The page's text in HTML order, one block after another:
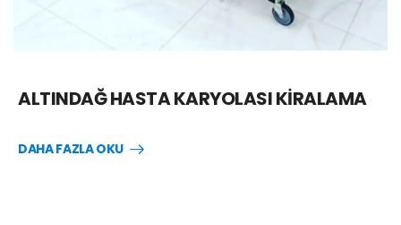
ALTINDAĞ HASTA KARYOLASI KİRALAMA
DAHA FAZLA OKU